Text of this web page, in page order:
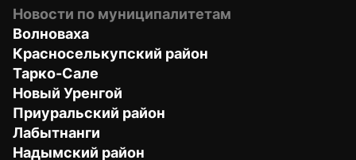
Новости по муниципалитетам
Волноваха
Красноселькупский район
Тарко-Сале
Новый Уренгой
Приуральский район
Лабытнанги
Надымский район